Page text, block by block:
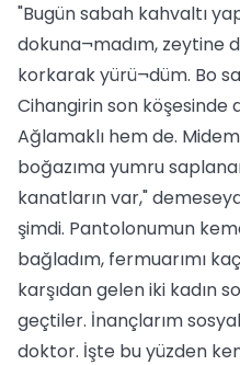
"Bugün sabah kahvaltı
dokuna¬madım, zeytine
korkarak yürü¬düm. Bo
Cihangirin son köşesinde
Ağlamaklı hem de.
boğazıma yumru
kanatların var,"
şimdi. Pantolonumun
bağladım, fermuarımı
karşıdan gelen iki kadın
geçtiler. İnançlarım
doktor. İşte bu yüzden